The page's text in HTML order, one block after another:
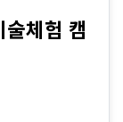
체험 캠